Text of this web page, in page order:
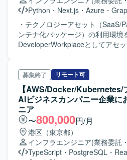
移行確認 STEP3：本番環境構築（
移行 STEP4：本番切替／移行 • 切
環境クローズ • 旧環境停止・撤去
Python ・ Next.js ・ Azure ・
・テクノロジーアセット（SaaS/
ンテナ化パッケージ）の利用環境
DeveloperWorkplaceとしてアセ
のダッシュボード、アセット利用
クトを選定するAIサポートを提供
リリースしている予定のため、
どを実施します。特に新規開発部
します。 ・ポータル・AI機能の維
す。 ・アセットリポジトリの維持
ます。 ・新規開発：ポータルで利
について、統クラ環境で利用でき
クラとのネットワークの設定、自
募集終了 リモート可
【AWS/Docker/Kubernetes/
AIビジネスカンパニー企業に
ニア
〜800,000円/月
港区（東京都）
インフラエンジニア(業務委託
TypeScript ・ PostgreSQL ・